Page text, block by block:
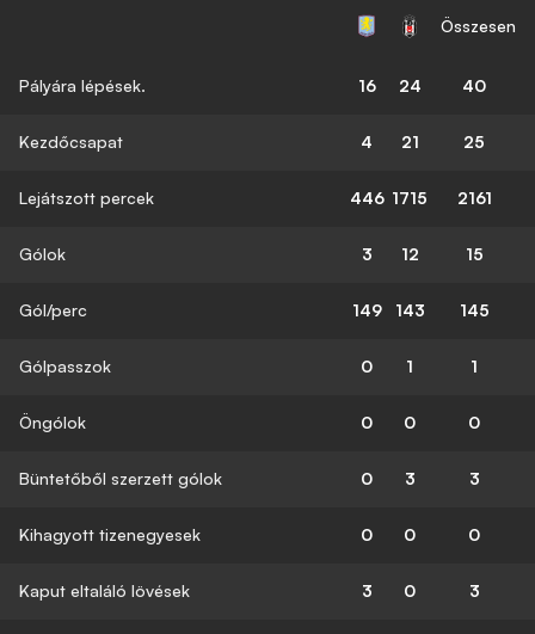
Összesen
Pályára lépések. 16 24 40
Kezdőcsapat 4 21 25
Lejátszott percek 446 1715 2161
Gólok 3 12 15
Gól/perc 149 143 145
Gólpasszok 0 1 1
Öngólok 0 0 0
Büntetőből szerzett gólok 0 3 3
Kihagyott tizenegyesek 0 0 0
Kaput eltaláló lövések 3 0 3